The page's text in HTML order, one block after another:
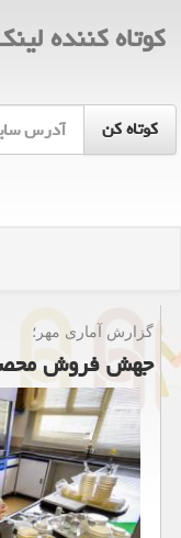
كوتاه كننده
گزارش آماری مهر؛
جهش فروش